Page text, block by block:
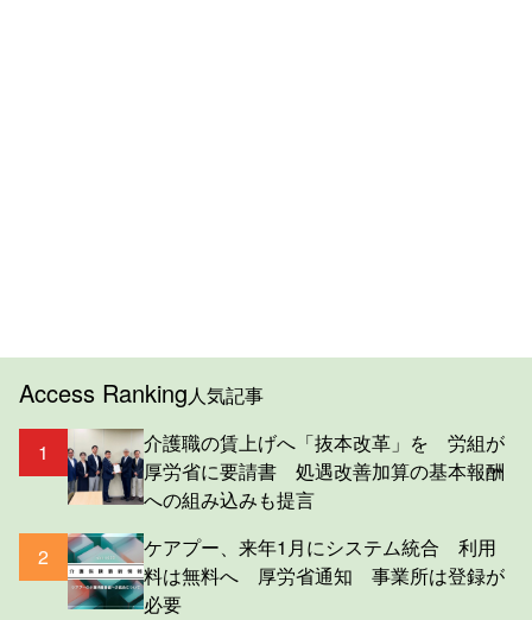
Access Ranking人気記事
1
介護職の賃上げへ「抜本改革」を 労組が
厚労省に要請書 処遇改善加算の基本報酬
への組み込みも提言
2
ケアプー、来年1月にシステム統合 利用
料は無料へ 厚労省通知 事業所は登録が
必要